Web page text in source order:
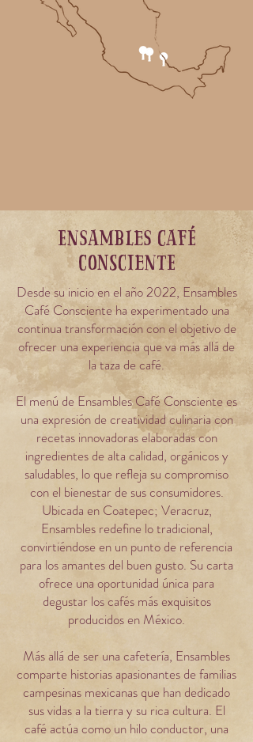
Ensambles Café
consciente
Desde su inicio en el año 2022, Ensambles
Café Consciente ha experimentado una
continua transformación con el objetivo de
ofrecer una experiencia que va más allá de
la taza de café.
El menú de Ensambles Café Consciente es
una expresión de creatividad culinaria con
recetas innovadoras elaboradas con
ingredientes de alta calidad, orgánicos y
saludables, lo que refleja su compromiso
con el bienestar de sus consumidores.
Ubicada en Coatepec; Veracruz,
Ensambles redefine lo tradicional,
convirtiéndose en un punto de referencia
para los amantes del buen gusto. Su carta
ofrece una oportunidad única para
degustar los cafés más exquisitos
producidos en México.
Más allá de ser una cafetería, Ensambles
comparte historias apasionantes de familias
campesinas mexicanas que han dedicado
sus vidas a la tierra y su rica cultura. El
café actúa como un hilo conductor, una